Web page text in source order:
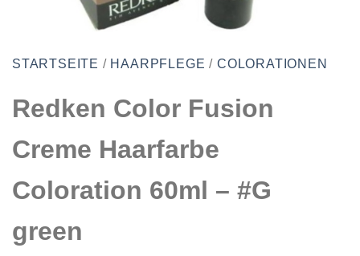
STARTSEITE / HAARPFLEGE / COLORATIONEN
Redken Color Fusion
Creme Haarfarbe
Coloration 60ml – #G
green